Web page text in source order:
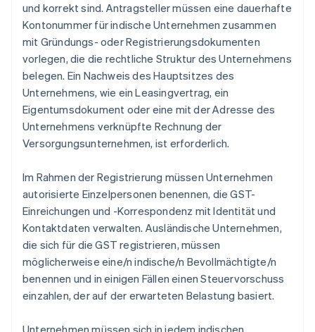
und korrekt sind. Antragsteller müssen eine dauerhafte
Kontonummer für indische Unternehmen zusammen
mit Gründungs- oder Registrierungsdokumenten
vorlegen, die die rechtliche Struktur des Unternehmens
belegen. Ein Nachweis des Hauptsitzes des
Unternehmens, wie ein Leasingvertrag, ein
Eigentumsdokument oder eine mit der Adresse des
Unternehmens verknüpfte Rechnung der
Versorgungsunternehmen, ist erforderlich.
Im Rahmen der Registrierung müssen Unternehmen
autorisierte Einzelpersonen benennen, die GST-
Einreichungen und -Korrespondenz mit Identität und
Kontaktdaten verwalten. Ausländische Unternehmen,
die sich für die GST registrieren, müssen
möglicherweise eine/n indische/n Bevollmächtigte/n
benennen und in einigen Fällen einen Steuervorschuss
einzahlen, der auf der erwarteten Belastung basiert.